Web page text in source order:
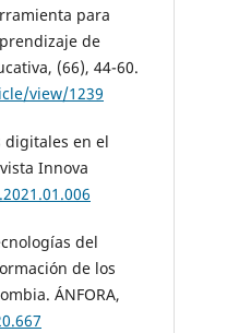
para
de
(66), 44-60.
view/1239
digitales en el
Innova
del
de los
ÁNFORA,